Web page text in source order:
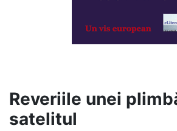
Reveriile unei
satelitul